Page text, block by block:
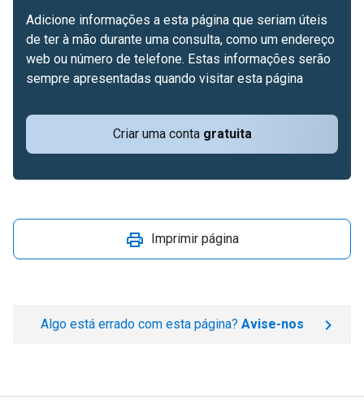
Criar uma conta gratuita
Adicione informações a esta página que seriam úteis
de ter à mão durante uma consulta, como um endereço
web ou número de telefone. Estas informações serão
sempre apresentadas quando visitar esta página
Imprimir página
Algo está errado com esta página? Avise-nos